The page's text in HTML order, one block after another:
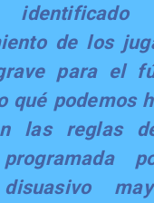
de los
para el
qué podemos
las reglas
programada
disuasivo